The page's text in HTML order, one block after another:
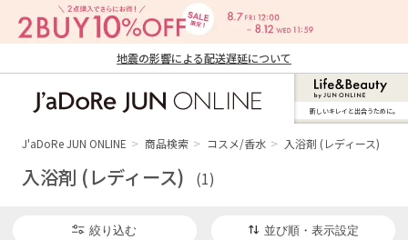
地震の影響による配送遅延について
ン オンライン）
新しいキレイと出合うために。
J'aDoRe JUN ONLINE 商品検索 コスメ/香水 入浴剤 (レディース)
入浴剤 (レディース) (1)
絞り込む 並び順・表示設定